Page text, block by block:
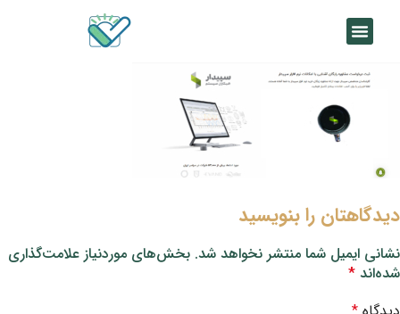
دیدگاهتان را بنویسید
نشانی ایمیل شما منتشر نخواهد شد. بخش‌های موردنیاز علامت‌گذاری
شده‌اند *